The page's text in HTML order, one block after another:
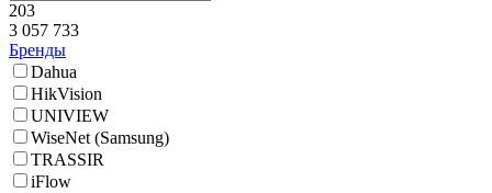
203
3 057 733
Бренды
Dahua
HikVision
UNIVIEW
WiseNet (Samsung)
TRASSIR
iFlow